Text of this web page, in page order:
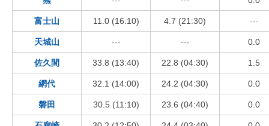
富士山 11.0 (16:10) 4.7 (21:30) ---
天城山 --- --- 0.0
佐久間 33.8 (13:40) 22.8 (04:30) 1.5
網代 32.1 (14:00) 24.2 (04:30) 0.0
磐田 30.5 (11:10) 23.6 (04:40) 0.0